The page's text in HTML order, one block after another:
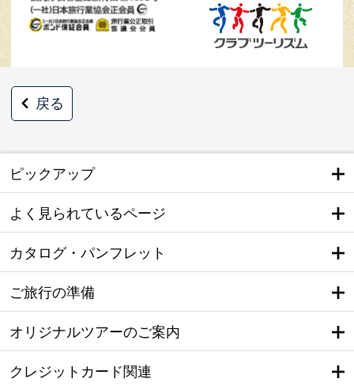
戻る
ピックアップ
よく見られているページ
カタログ・パンフレット
ご旅行の準備
オリジナルツアーのご案内
クレジットカード関連